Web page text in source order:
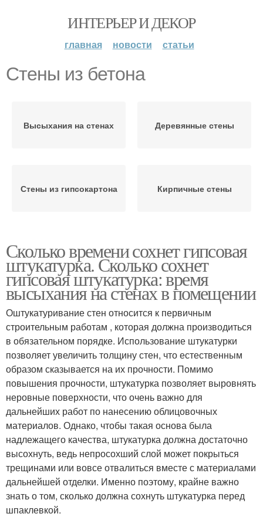
ИНТЕРЬЕР И ДЕКОР
главная новости статьи
Стены из бетона
Высыхания на стенах Деревянные стены
Стены из гипсокартона Кирпичные стены
Сколько времени сохнет гипсовая
штукатурка. Сколько сохнет
гипсовая штукатурка: время
высыхания на стенах в помещении
Оштукатуривание стен относится к первичным
строительным работам , которая должна производиться
в обязательном порядке. Использование штукатурки
позволяет увеличить толщину стен, что естественным
образом сказывается на их прочности. Помимо
повышения прочности, штукатурка позволяет выровнять
неровные поверхности, что очень важно для
дальнейших работ по нанесению облицовочных
материалов. Однако, чтобы такая основа была
надлежащего качества, штукатурка должна достаточно
высохнуть, ведь непросохший слой может покрыться
трещинами или вовсе отвалиться вместе с материалами
дальнейшей отделки. Именно поэтому, крайне важно
знать о том, сколько должна сохнуть штукатурка перед
шпаклевкой.